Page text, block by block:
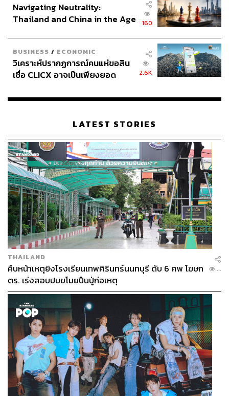
Navigating Neutrality:
Thailand and China in the Age
160
BUSINESS / ECONOMIC
วิเคราะห์ปรากฏการณ์คนแห่ขอสิน
เชื่อ CLICX อาจเป็นเพียงยอด
เรือนไทยที่ถูกซุกไว้
2.6K
LATEST STORIES
THAILAND
คืบหน้าเหตุยิงโรงเรียนเทพศิรินทร์นนทบุรี ดับ 6 ศพ โฆษก
ตร. เร่งสอบปมขโมยปืนปู่ก่อเหตุ
...